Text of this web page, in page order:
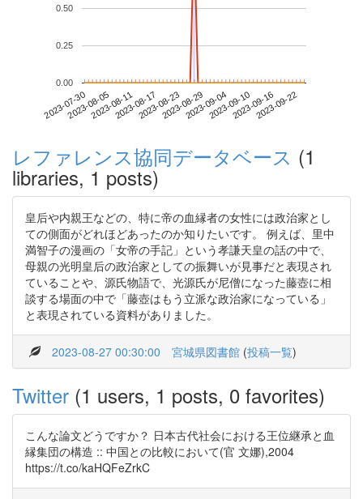
2023-07-302023-08-052023-08-112023-08-172023-08-232023-08-292023-09-042023-09-102023-09-162023-09-22
0.00
0.25
0.50
レファレンス協同データベース (1
libraries, 1 posts)
皇后や内親王などの、特に帝の血縁者の女性には政治家とし
ての側面がどれほどあったのか知りたいです。 例えば、里中
満智子の漫画の「女帝の手記」という孝謙天皇の話の中で、
母親の光明皇后の政治家としての振舞いが見事だと表現され
ていることや、源氏物語で、光源氏が尼僧になった藤壺に相
談する場面の中で「藤壺はもう立派な政治家になっている」
と表現されている資料がありました。
2023-08-27 00:30:00 宮城県図書館 (投稿一覧)
Twitter (1 users, 1 posts, 0 favorites)
こんな論文どうですか？ 日本古代社会における王位継承と血
縁集団の構造 :: 中国との比較において(官 文娜),2004
https://t.co/kaHQFeZrkC